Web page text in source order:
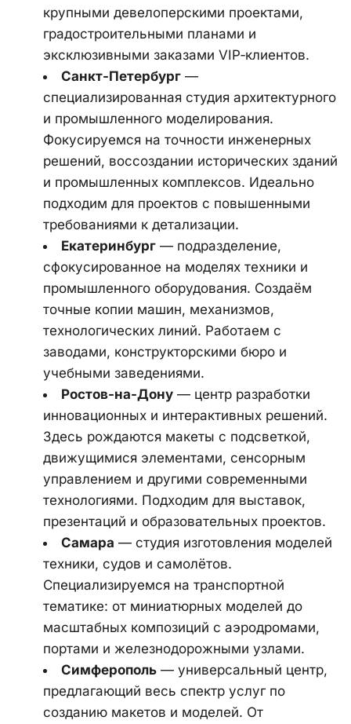
крупными девелоперскими проектами,
градостроительными планами и
эксклюзивными заказами VIP‑клиентов.
Санкт‑Петербург —
специализированная студия архитектурного
и промышленного моделирования.
Фокусируемся на точности инженерных
решений, воссоздании исторических зданий
и промышленных комплексов. Идеально
подходим для проектов с повышенными
требованиями к детализации.
Екатеринбург — подразделение,
сфокусированное на моделях техники и
промышленного оборудования. Создаём
точные копии машин, механизмов,
технологических линий. Работаем с
заводами, конструкторскими бюро и
учебными заведениями.
Ростов‑на‑Дону — центр разработки
инновационных и интерактивных решений.
Здесь рождаются макеты с подсветкой,
движущимися элементами, сенсорным
управлением и другими современными
технологиями. Подходим для выставок,
презентаций и образовательных проектов.
Самара — студия изготовления моделей
техники, судов и самолётов.
Специализируемся на транспортной
тематике: от миниатюрных моделей до
масштабных композиций с аэродромами,
портами и железнодорожными узлами.
Симферополь — универсальный центр,
предлагающий весь спектр услуг по
созданию макетов и моделей. От